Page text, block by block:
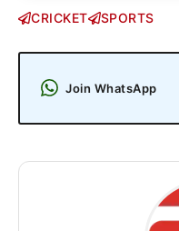
CRICKET SPORTS
Join WhatsApp